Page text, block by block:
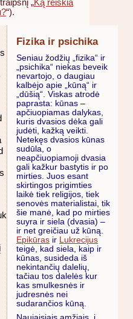
„Ką reiškia
“).
Fizika ir psichika
Seniau žodžių „fizika“ ir
„psichika“ niekas beveik
nevartojo, o daugiau
kalbėjo apie „kūną“ ir
„dūšią“. Viskas atrodė
paprasta: kūnas –
apčiuopiamas dalykas,
kuris dvasios dėka gali
judėti, kažką veikti.
Netekęs dvasios kūnas
sudūla, o
neapčiuopiamoji dvasia
gali kažkur bastytis ir po
mirties. Juos esant
skirtingos prigimties
laikė tiek religijos, tiek
senovės materialistai, tik
šie manė, kad po mirties
suyra ir siela (dvasia) –
ir net greičiau už kūną.
Epikūras ir Lukrecijus
teigė, kad siela, kaip ir
kūnas, susideda iš
nekintančių dalelių,
tačiau tos dalelės kur
kas smulkesnės ir
judresnės nei
sudarančios kūną.